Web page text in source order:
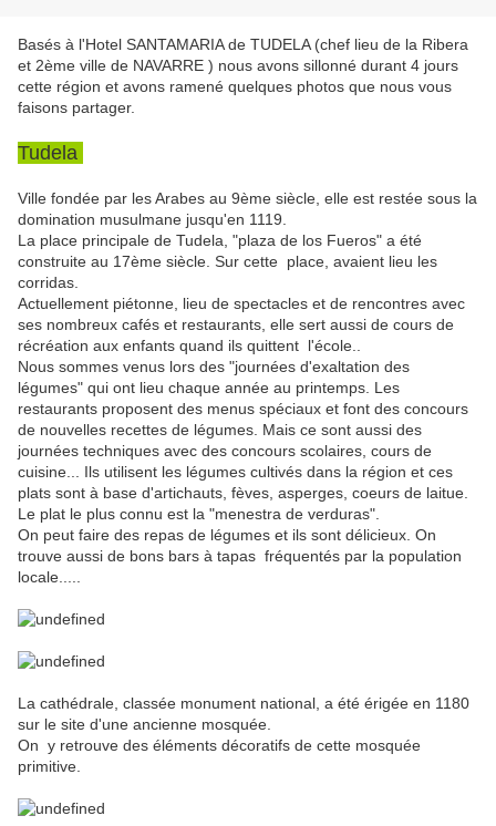
Basés à l'Hotel SANTAMARIA de TUDELA (chef lieu de la Ribera
et 2ème ville de NAVARRE ) nous avons sillonné durant 4 jours
cette région et avons ramené quelques photos que nous vous
faisons partager.
Tudela
Ville fondée par les Arabes au 9ème siècle, elle est restée sous la
domination musulmane jusqu'en 1119.
La place principale de Tudela, "plaza de los Fueros" a été
construite au 17ème siècle. Sur cette place, avaient lieu les
corridas.
Actuellement piétonne, lieu de spectacles et de rencontres avec
ses nombreux cafés et restaurants, elle sert aussi de cours de
récréation aux enfants quand ils quittent l'école..
Nous sommes venus lors des "journées d'exaltation des
légumes" qui ont lieu chaque année au printemps. Les
restaurants proposent des menus spéciaux et font des concours
de nouvelles recettes de légumes. Mais ce sont aussi des
journées techniques avec des concours scolaires, cours de
cuisine... Ils utilisent les légumes cultivés dans la région et ces
plats sont à base d'artichauts, fèves, asperges, coeurs de laitue.
Le plat le plus connu est la "menestra de verduras".
On peut faire des repas de légumes et ils sont délicieux. On
trouve aussi de bons bars à tapas fréquentés par la population
locale.....
La cathédrale, classée monument national, a été érigée en 1180
sur le site d'une ancienne mosquée.
On y retrouve des éléments décoratifs de cette mosquée
primitive.